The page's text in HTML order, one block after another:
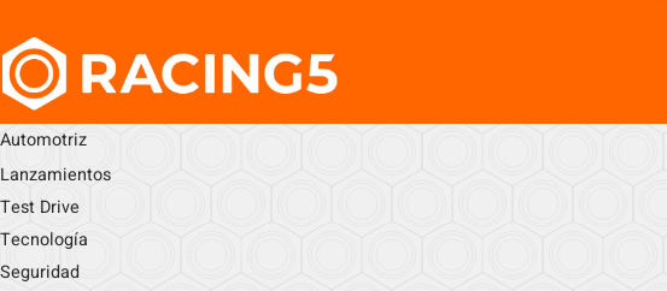
Automotriz
Lanzamientos
Test Drive
Tecnología
Seguridad